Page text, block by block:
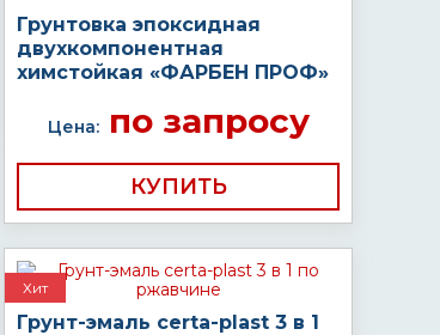
Грунтовка эпоксидная
двухкомпонентная
химстойкая «ФАРБЕН ПРОФ»
Цена:по запросу
КУПИТЬ
Хит
Грунт-эмаль certa-plast 3 в 1